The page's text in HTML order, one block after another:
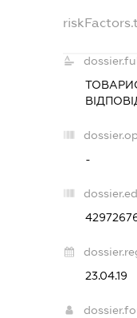
-
23.04.19